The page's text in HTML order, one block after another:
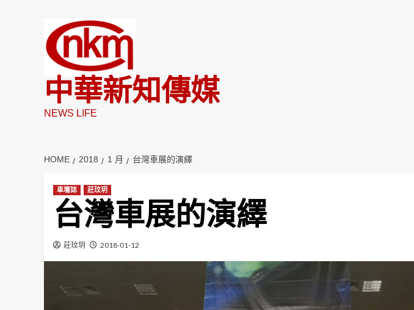
中華新知傳媒
NEWS LIFE
HOME 2018 1 月 台灣車展的演繹
車壇誌 莊玟玥
台灣車展的演繹
莊玟玥 2018-01-12